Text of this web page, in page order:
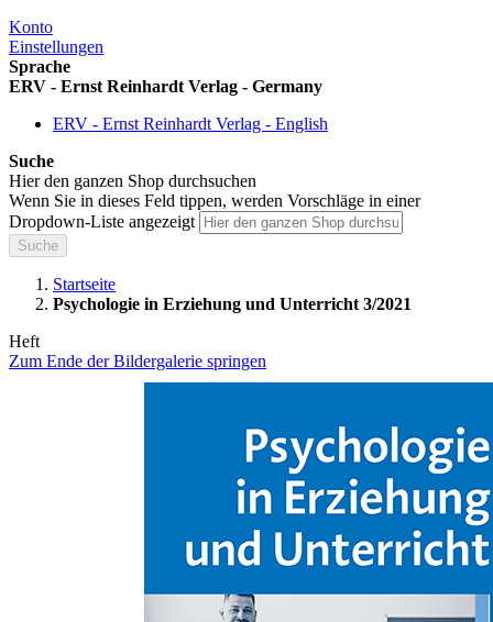
Konto
Einstellungen
Sprache
ERV - Ernst Reinhardt Verlag - Germany
ERV - Ernst Reinhardt Verlag - English
Suche
Hier den ganzen Shop durchsuchen
Wenn Sie in dieses Feld tippen, werden Vorschläge in einer
Dropdown-Liste angezeigt
Suche
Startseite
Psychologie in Erziehung und Unterricht 3/2021
Heft
Zum Ende der Bildergalerie springen